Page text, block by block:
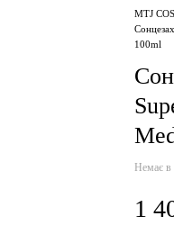
MTJ
100ml
Немає в
1